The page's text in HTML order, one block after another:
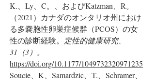
K.、Ly、C。、およびKatzman、R。
（2021）カナダのオンタリオ州におけ
る多嚢胞性卵巣症候群（PCOS）の女
性の診断経験。 定性的健康研究、
31（3）。
https://doi.org/10.1177/1049732320971235
Soucie、K、Samardzic、T.、Schramer、